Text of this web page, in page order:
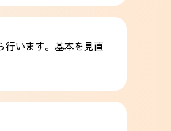
行います。基本を見直